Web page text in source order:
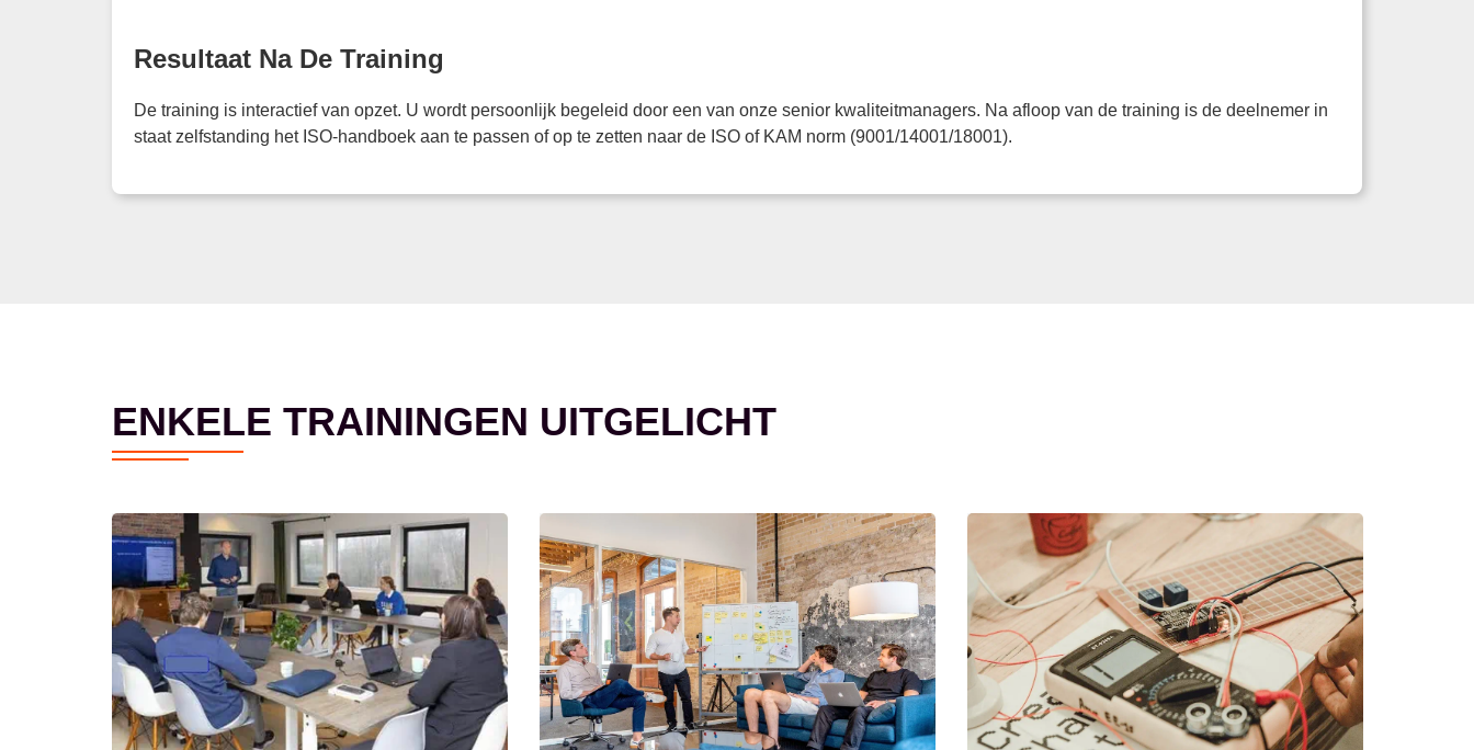
Resultaat Na De Training
De training is interactief van opzet. U wordt persoonlijk begeleid door een van onze senior kwaliteitmanagers. Na afloop van de training is de deelnemer in
staat zelfstanding het ISO-handboek aan te passen of op te zetten naar de ISO of KAM norm (9001/14001/18001).
ENKELE TRAININGEN UITGELICHT